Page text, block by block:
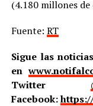
(4.180 millones
Fuente: RT
Sigue las
en
Twitter
Facebook: